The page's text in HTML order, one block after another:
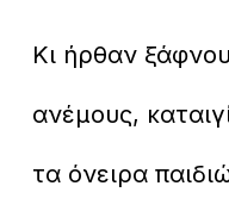
Κι ήρθαν
ανέμους,
τα όνειρα